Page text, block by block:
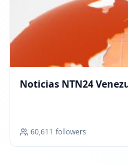
Noticias NTN24
60,611 followers